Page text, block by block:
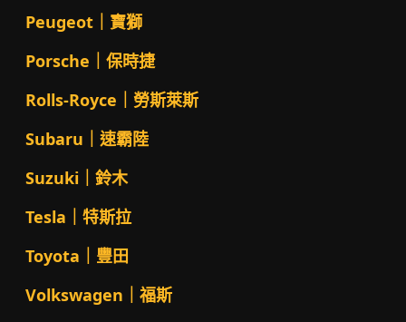
Peugeot｜寶獅
Porsche｜保時捷
Rolls-Royce｜勞斯萊斯
Subaru｜速霸陸
Suzuki｜鈴木
Tesla｜特斯拉
Toyota｜豐田
Volkswagen｜福斯